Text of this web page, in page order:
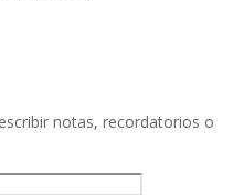
notas, recordatorios o